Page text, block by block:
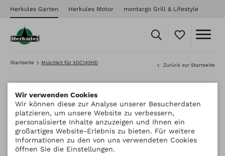
Herkules Garten Herkules Motor montargo Grill & Lifestyle
Startseite Mulchkit für XDC140HD Zurück zur Startseite
Wir verwenden Cookies
Wir können diese zur Analyse unserer Besucherdaten
platzieren, um unsere Website zu verbessern,
personalisierte Inhalte anzuzeigen und Ihnen ein
großartiges Website-Erlebnis zu bieten. Für weitere
Informationen zu den von uns verwendeten Cookies
öffnen Sie die Einstellungen.